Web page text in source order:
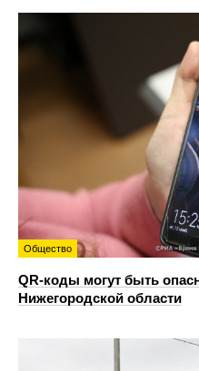
Общество
QR-коды могут быть
Нижегородской области